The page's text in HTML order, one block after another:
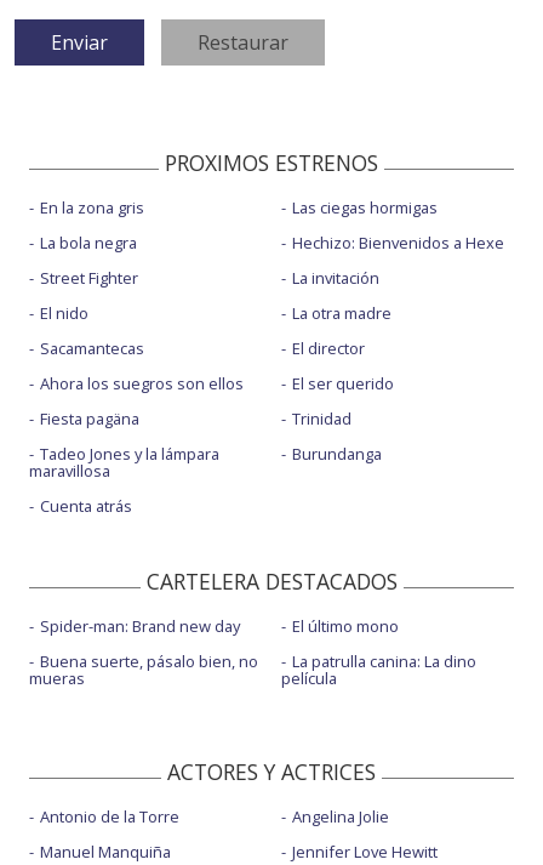
PROXIMOS ESTRENOS
En la zona gris
La bola negra
Street Fighter
El nido
Sacamantecas
Ahora los suegros son ellos
Fiesta pagäna
Tadeo Jones y la lámpara
maravillosa
Cuenta atrás
Las ciegas hormigas
Hechizo: Bienvenidos a Hexe
La invitación
La otra madre
El director
El ser querido
Trinidad
Burundanga
CARTELERA DESTACADOS
Spider-man: Brand new day
Buena suerte, pásalo bien, no
mueras
El último mono
La patrulla canina: La dino
película
ACTORES Y ACTRICES
Antonio de la Torre
Manuel Manquiña
Angelina Jolie
Jennifer Love Hewitt